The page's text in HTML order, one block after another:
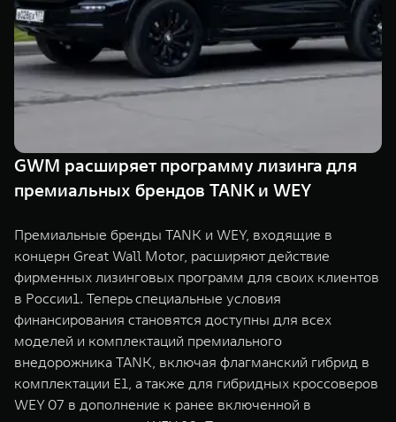
TANK 500
Веди за собой
TANK 700
WEY 07
ПОКУПКА АВТОМОБИЛЯ
TANK Финансы
Корпоративным клиентам
TANK Кредит
TANK Лизинг
TANK Страхование
Сервис
Специальные предложения
Моторные масла
Цифровые сервисы TANK
Подписки
GWM расширяет программу лизинга для
премиальных брендов TANK и WEY
Премиальные бренды TANK и WEY, входящие в
концерн Great Wall Motor, расширяют действие
фирменных лизинговых программ для своих клиентов
в России1. Теперь специальные условия
финансирования становятся доступны для всех
моделей и комплектаций премиального
внедорожника TANK, включая флагманский гибрид в
комплектации E1, а также для гибридных кроссоверов
WEY 07 в дополнение к ранее включенной в